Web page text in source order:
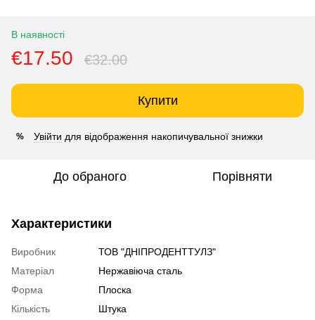
В наявності
€17.50 €32.00
Купити
% Увійти для відображення накопичувальної знижки
До обраного Порівняти
Характеристики
Виробник
ТОВ "ДНІПРОДЕНТТУЛЗ"
Матеріал
Нержавіюча сталь
Форма
Плоска
Кількість
Штука